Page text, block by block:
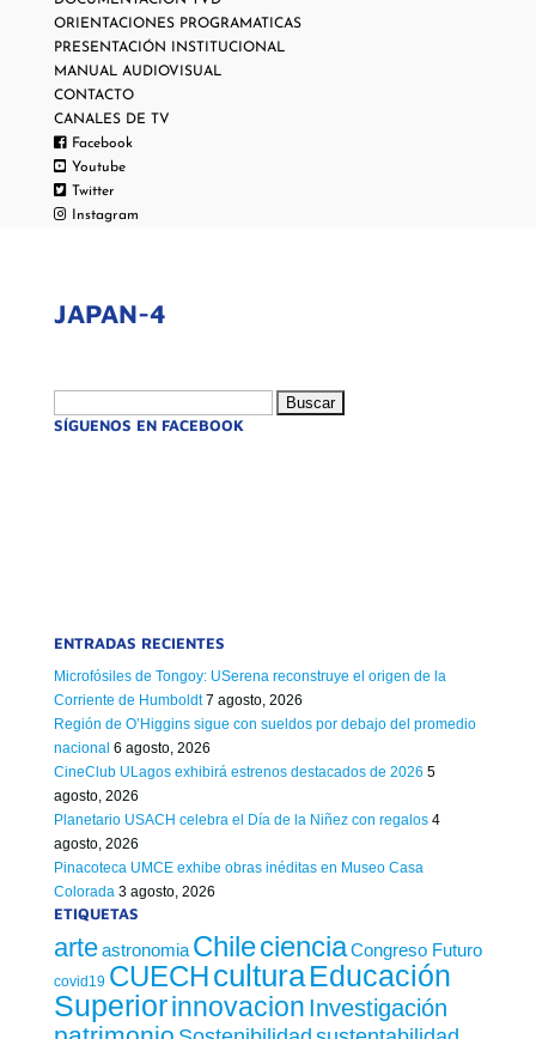
ORIENTACIONES PROGRAMATICAS
PRESENTACIÓN INSTITUCIONAL
MANUAL AUDIOVISUAL
CONTACTO
CANALES DE TV
Facebook
Youtube
Twitter
Instagram
JAPAN-4
SÍGUENOS EN FACEBOOK
ENTRADAS RECIENTES
Microfósiles de Tongoy: USerena reconstruye el origen de la
Corriente de Humboldt 7 agosto, 2026
Región de O’Higgins sigue con sueldos por debajo del promedio
nacional 6 agosto, 2026
CineClub ULagos exhibirá estrenos destacados de 2026 5
agosto, 2026
Planetario USACH celebra el Día de la Niñez con regalos 4
agosto, 2026
Pinacoteca UMCE exhibe obras inéditas en Museo Casa
Colorada 3 agosto, 2026
ETIQUETAS
arteastronomia Chileciencia Congreso Futuro
covid19 CUECHculturaEducación
Superiorinnovacion Investigación